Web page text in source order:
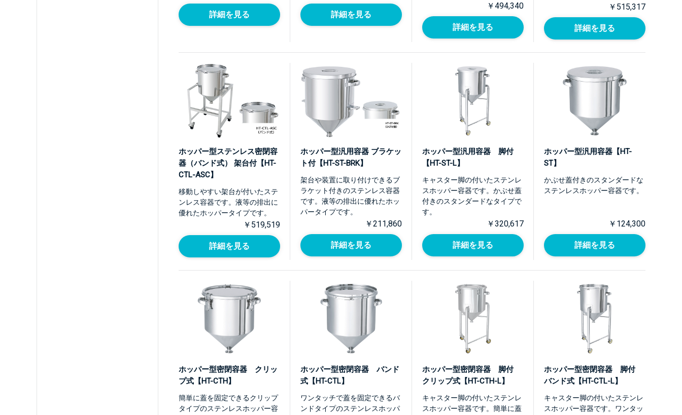
詳細を見る 詳細を見る
￥494,340
詳細を見る
￥515,317
詳細を見る
ホッパー型ステンレス密閉容
器（バンド式） 架台付【HT-
CTL-ASC】
移動しやすい架台が付いたステ
ンレス容器です。液等の排出に
優れたホッパータイプです。
￥519,519
詳細を見る
ホッパー型汎用容器 ブラケッ
ト付【HT-ST-BRK】
架台や装置に取り付けできるブ
ラケット付きのステンレス容器
です。液等の排出に優れたホッ
パータイプです。
￥211,860
詳細を見る
ホッパー型汎用容器 脚付
【HT-ST-L】
キャスター脚の付いたステンレ
スホッパー容器です。かぶせ蓋
付きのスタンダードなタイプで
す。
￥320,617
詳細を見る
ホッパー型汎用容器【HT-
ST】
かぶせ蓋付きのスタンダードな
ステンレスホッパー容器です。
￥124,300
詳細を見る
ホッパー型密閉容器 クリッ
プ式【HT-CTH】
簡単に蓋を固定できるクリップ
タイプのステンレスホッパー容
ホッパー型密閉容器 バンド
式【HT-CTL】
ワンタッチで蓋を固定できるバ
ンドタイプのステンレスホッパ
ホッパー型密閉容器 脚付
クリップ式【HT-CTH-L】
キャスター脚の付いたステンレ
スホッパー容器です。簡単に蓋
ホッパー型密閉容器 脚付
バンド式【HT-CTL-L】
キャスター脚の付いたステンレ
スホッパー容器です。ワンタッ